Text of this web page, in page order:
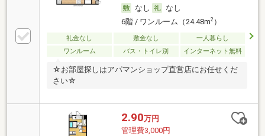
なし
なし
6階 / ワンルーム（24.48m2）
礼金なし 敷金なし
一人暮らし
ワンルーム
バス・トイレ別 インターネット無料
☆お部屋探しはアパマンショップ直営店にお任せくだ
さい☆
2.90万円
管理費3,000円